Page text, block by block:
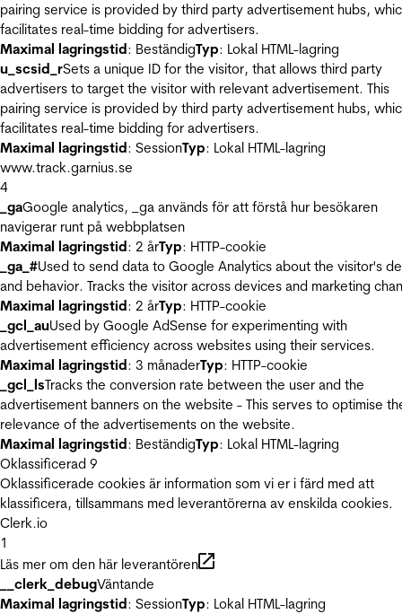
pairing service is provided by third party advertisement hubs,
facilitates real-time bidding for advertisers.
Maximal lagringstid: BeständigTyp: Lokal HTML-lagring
u_scsid_rSets a unique ID for the visitor, that allows third party
advertisers to target the visitor with relevant advertisement. This
pairing service is provided by third party advertisement hubs,
facilitates real-time bidding for advertisers.
Maximal lagringstid: SessionTyp: Lokal HTML-lagring
www.track.garnius.se
4
_gaGoogle analytics, _ga används för att förstå hur besökaren
navigerar runt på webbplatsen
Maximal lagringstid: 2 årTyp: HTTP-cookie
_ga_#Used to send data to Google Analytics about the visitor's
and behavior. Tracks the visitor across devices and marketing
Maximal lagringstid: 2 årTyp: HTTP-cookie
_gcl_auUsed by Google AdSense for experimenting with
advertisement efficiency across websites using their services.
Maximal lagringstid: 3 månaderTyp: HTTP-cookie
_gcl_lsTracks the conversion rate between the user and the
advertisement banners on the website - This serves to optimise
relevance of the advertisements on the website.
Maximal lagringstid: BeständigTyp: Lokal HTML-lagring
Oklassificerad 9
Oklassificerade cookies är information som vi er i färd med att
klassificera, tillsammans med leverantörerna av enskilda cookies.
Clerk.io
1
Läs mer om den här leverantören
__clerk_debugVäntande
Maximal lagringstid: SessionTyp: Lokal HTML-lagring